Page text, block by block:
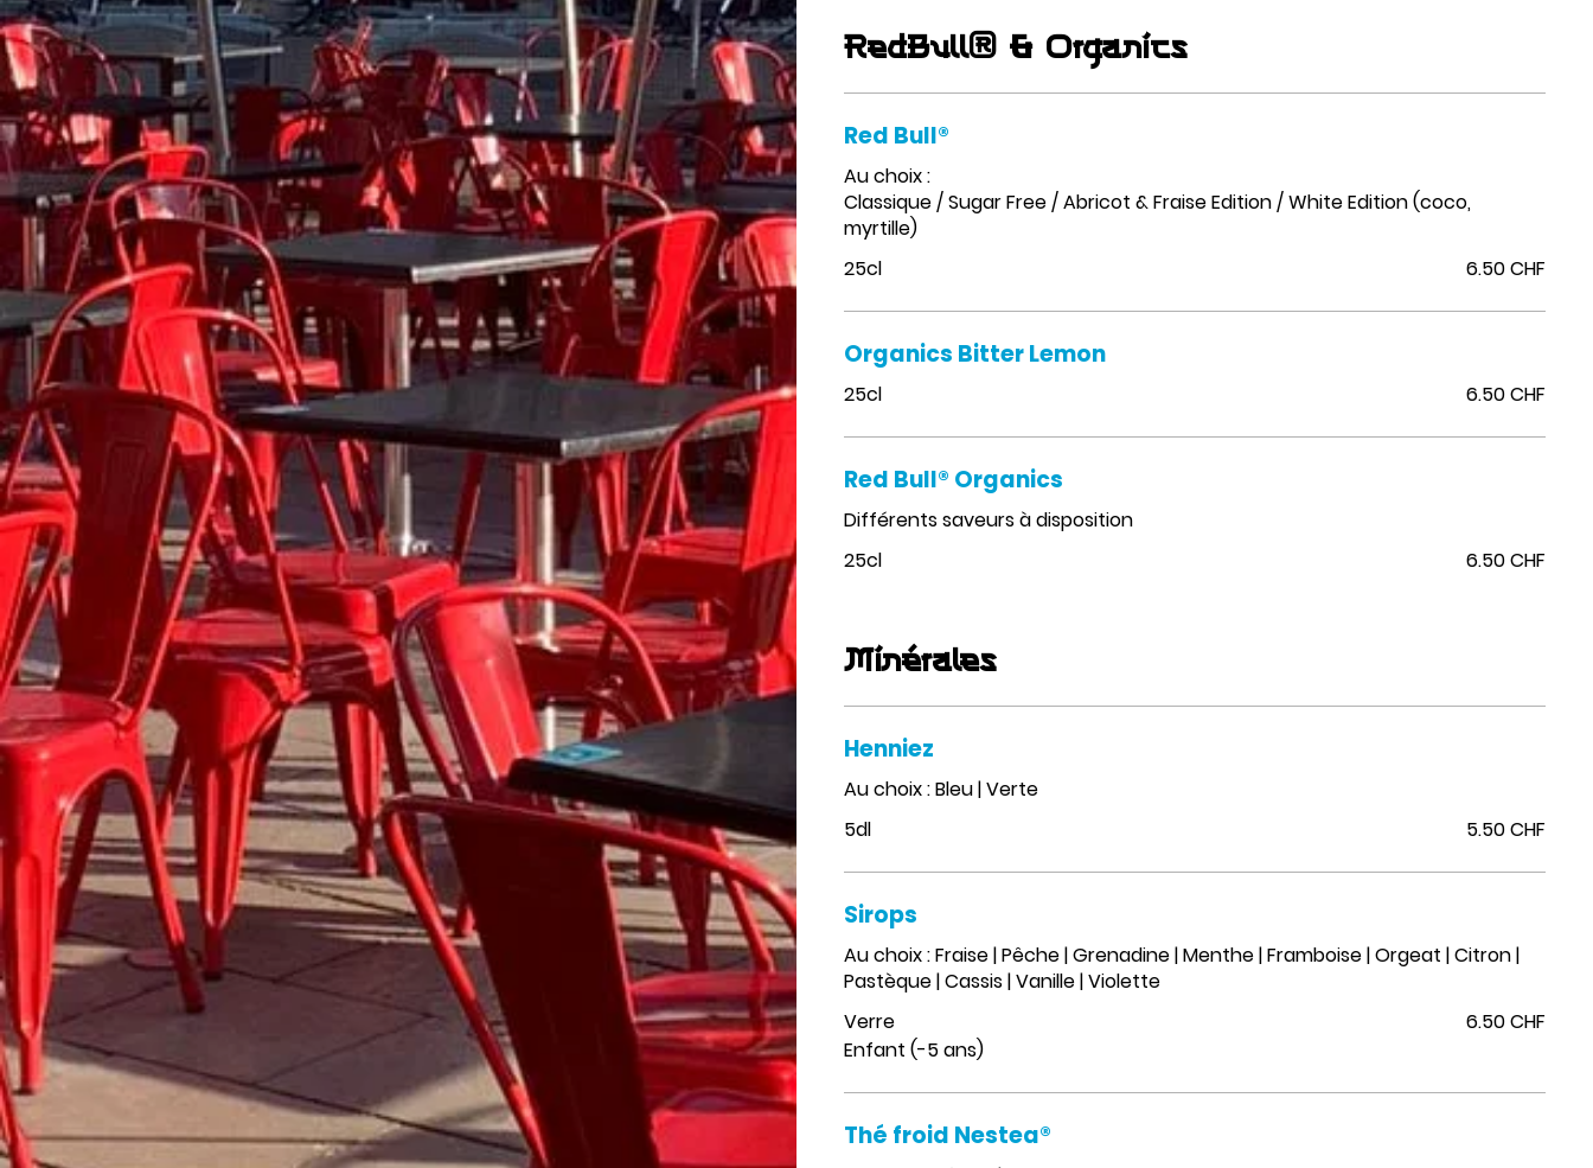
RedBull® & Organics
Red Bull®
Au choix :
Classique / Sugar Free / Abricot & Fraise Edition / White Edition (coco,
myrtille)
25cl
6.50 CHF
Organics Bitter Lemon
25cl 6.50 CHF
Red Bull® Organics
Différents saveurs à disposition
25cl
6.50 CHF
Minérales
Henniez
Au choix : Bleu | Verte
5dl
5.50 CHF
Sirops
Au choix : Fraise | Pêche | Grenadine | Menthe | Framboise | Orgeat | Citron |
Pastèque | Cassis | Vanille | Violette
Verre
6.50 CHF
Enfant (-5 ans)
Thé froid Nestea®